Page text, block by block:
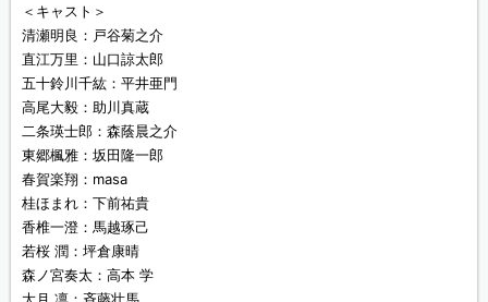
＜キャスト＞
清瀬明良：戸谷菊之介
直江万里：山口諒太郎
五十鈴川千紘：平井亜門
高尾大毅：助川真蔵
二条瑛士郎：森蔭晨之介
東郷楓雅：坂田隆一郎
春賀楽翔：masa
桂ほまれ：下前祐貴
香椎一澄：馬越琢己
若桜 潤：坪倉康晴
森ノ宮奏太：高本 学